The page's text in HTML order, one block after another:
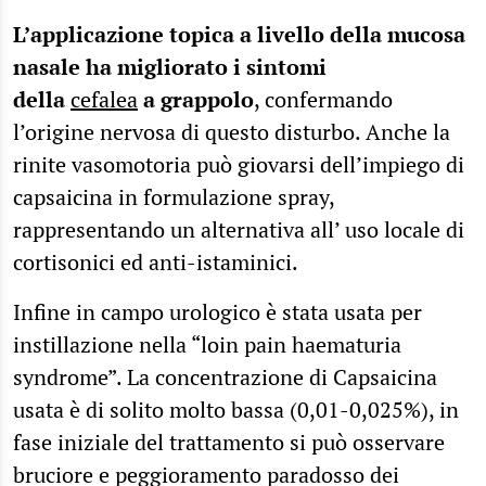
L’applicazione topica a livello della mucosa
nasale ha migliorato i sintomi
dellacefaleaa grappolo, confermando
l’origine nervosa di questo disturbo. Anche la
rinite vasomotoria può giovarsi dell’impiego di
capsaicina in formulazione spray,
rappresentando un alternativa all’ uso locale di
cortisonici ed anti-istaminici.
Infine in campo urologico è stata usata per
instillazione nella “loin pain haematuria
syndrome”. La concentrazione di Capsaicina
usata è di solito molto bassa (0,01-0,025%), in
fase iniziale del trattamento si può osservare
bruciore e peggioramento paradosso dei